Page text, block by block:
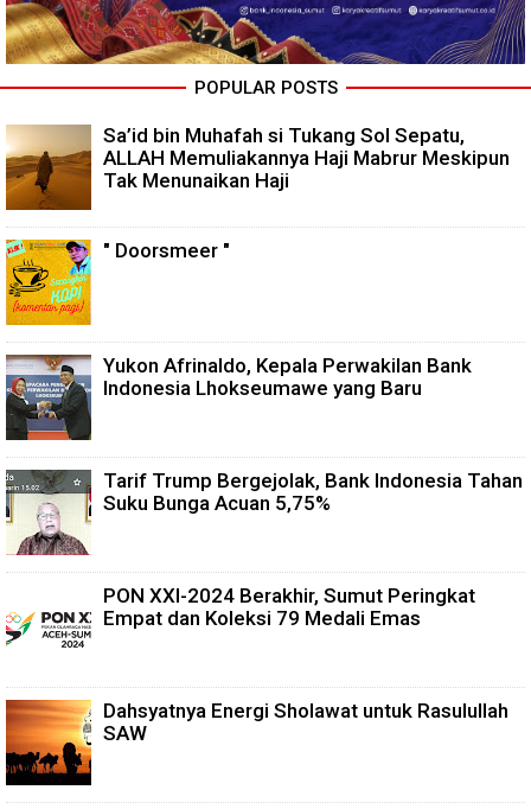
POPULAR POSTS
Sa’id bin Muhafah si Tukang Sol Sepatu,
ALLAH Memuliakannya Haji Mabrur Meskipun
Tak Menunaikan Haji
" Doorsmeer "
Yukon Afrinaldo, Kepala Perwakilan Bank
Indonesia Lhokseumawe yang Baru
Tarif Trump Bergejolak, Bank Indonesia Tahan
Suku Bunga Acuan 5,75%
PON XXI-2024 Berakhir, Sumut Peringkat
Empat dan Koleksi 79 Medali Emas
Dahsyatnya Energi Sholawat untuk Rasulullah
SAW